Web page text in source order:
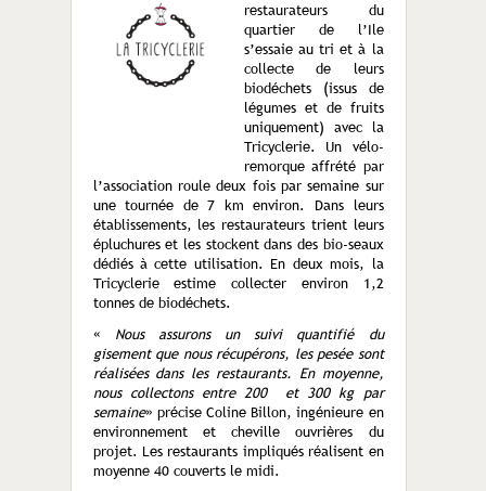
restaurateurs du
quartier de l’Ile
s’essaie au tri et à la
collecte de leurs
biodéchets (issus de
légumes et de fruits
uniquement) avec la
Tricyclerie. Un vélo-
remorque affrété par
l’association roule deux fois par semaine sur
une tournée de 7 km environ. Dans leurs
établissements, les restaurateurs trient leurs
épluchures et les stockent dans des bio-seaux
dédiés à cette utilisation. En deux mois, la
Tricyclerie estime collecter environ 1,2
tonnes de biodéchets.
« Nous assurons un suivi quantifié du
gisement que nous récupérons, les pesée sont
réalisées dans les restaurants. En moyenne,
nous collectons entre 200 et 300 kg par
semaine» précise Coline Billon, ingénieure en
environnement et cheville ouvrières du
projet. Les restaurants impliqués réalisent en
moyenne 40 couverts le midi.